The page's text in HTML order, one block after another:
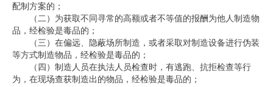
配制方案的；
（二）为获取不同寻常的高额或者不等值的报酬为他人制造物
品，经检验是毒品的；
（三）在偏远、隐蔽场所制造，或者采取对制造设备进行伪装
等方式制造物品，经检验是毒品的；
（四）制造人员在执法人员检查时，有逃跑、抗拒检查等行
为，在现场查获制造出的物品，经检验是毒品的；